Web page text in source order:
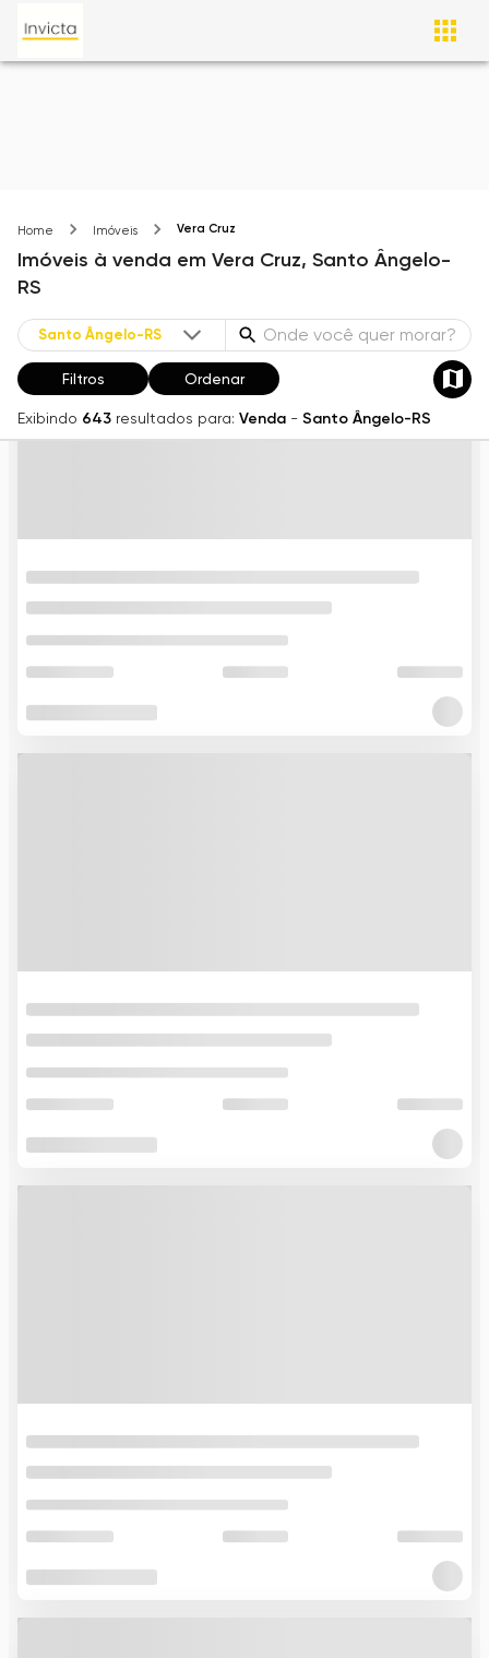
Home Imóveis Vera Cruz
Imóveis à venda em Vera Cruz, Santo Ângelo-
RS
Filtros Ordenar
Exibindo 643 resultados para: Venda - Santo Ângelo-RS